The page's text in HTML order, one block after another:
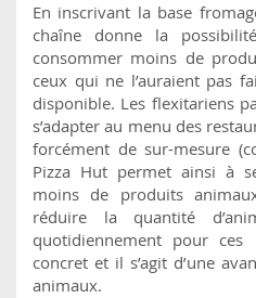
En inscrivant la base
chaîne donne la
consommer moins de
ceux qui ne l’auraient pas
disponible. Les flexitariens
s’adapter au menu des
forcément de sur-mesure
Pizza Hut permet ainsi à
moins de produits
réduire la quantité
quotidiennement pour ces
concret et il s’agit d’une
animaux.